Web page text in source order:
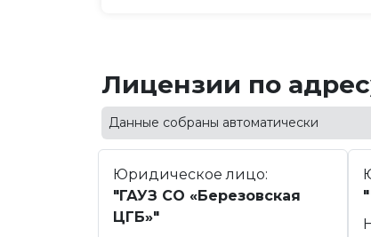
Лицензии по
Данные собраны автоматически
Юридическое лицо:
"ГАУЗ СО «Березовская
ЦГБ»"